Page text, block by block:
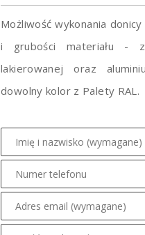
Możliwość wykonania
i grubości materiału -
lakierowanej oraz
dowolny kolor z Palety RAL.